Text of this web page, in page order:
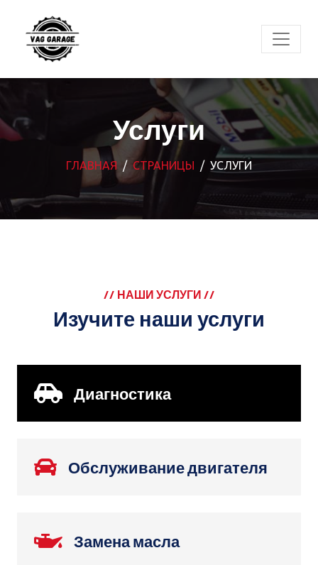
Услуги
ГЛАВНАЯ СТРАНИЦЫ УСЛУГИ
// НАШИ УСЛУГИ //
Изучите наши услуги
Диагностика
Обслуживание двигателя
Замена масла